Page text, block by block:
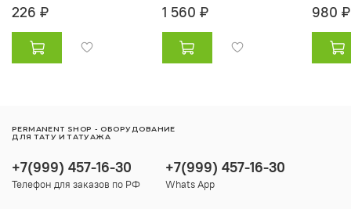
226 ₽ 1 560 ₽ 980 ₽
+7(999) 457-16-30
Телефон для заказов по РФ
+7(999) 457-16-30
Whats App
PERMANENT SHOP - ОБОРУДОВАНИЕ
ДЛЯ ТАТУ И ТАТУАЖА